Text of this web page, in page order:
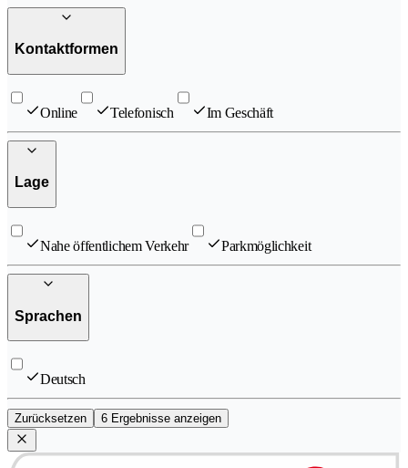
Kontaktformen
Online Telefonisch Im Geschäft
Lage
Nahe öffentlichem Verkehr Parkmöglichkeit
Sprachen
Deutsch
Zurücksetzen 6 Ergebnisse anzeigen